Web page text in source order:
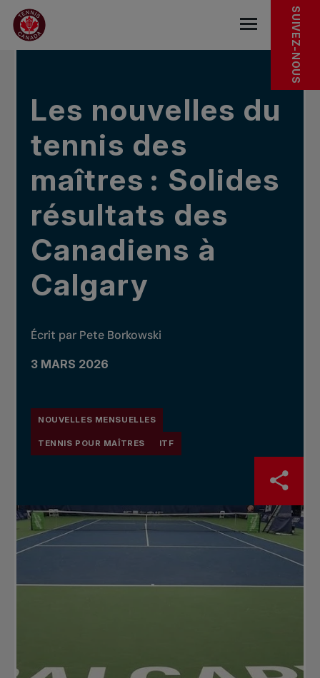
Sauter au menu principal
Sauter au contenu principal
Sauter au pied de page
DANS LES NOUVELLES SUIVEZ-NOUS
Les nouvelles du
tennis des
maîtres : Solides
résultats des
Canadiens à
Calgary
Écrit par Pete Borkowski
3 MARS 2026
NOUVELLES MENSUELLES
TENNIS POUR MAÎTRES ITF